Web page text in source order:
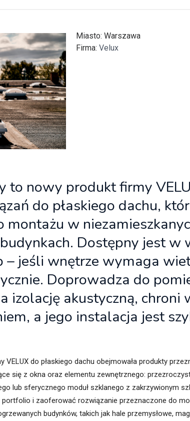
Miast Dawnych
Firmy
Miasto: Warszawa
Firma: Velux
to nowy produkt firmy
do płaskiego dachu,
w
Dostępny jest w
– jeśli wnętrze wymaga
Doprowadza do
izolację akustyczną, chroni
a jego instalacja jest
do płaskiego dachu obejmowała produkty
się z okna oraz elementu zewnętrznego:
lub sferycznego moduł szklanego z zakrzywionym
portfolio i zaoferować rozwiązanie przeznaczone do
budynków, takich jak hale przemysłowe,